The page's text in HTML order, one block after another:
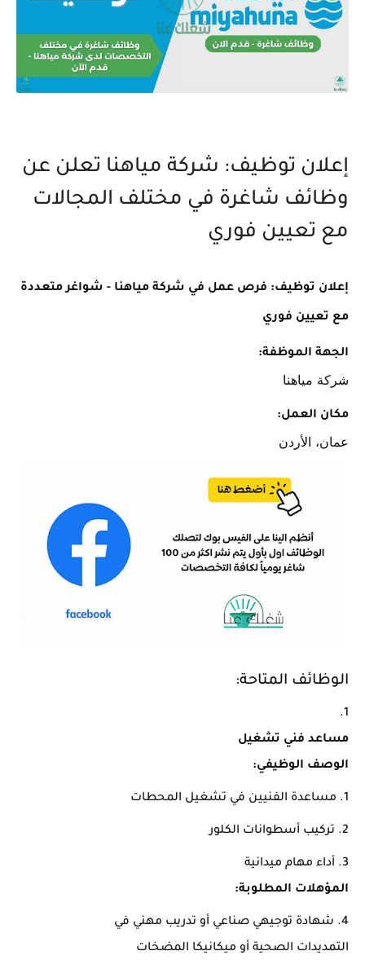
إعلان توظيف: شركة مياهنا تعلن عن
وظائف شاغرة في مختلف المجالات
مع تعيين فوري
إعلان توظيف: فرص عمل في شركة مياهنا - شواغر متعددة
مع تعيين فوري
الجهة الموظفة:
شركة مياهنا
مكان العمل:
عمان، الأردن
الوظائف المتاحة:
مساعد فني تشغيل
الوصف الوظيفي:
مساعدة الفنيين في تشغيل المحطات
تركيب أسطوانات الكلور
أداء مهام ميدانية
المؤهلات المطلوبة:
شهادة توجيهي صناعي أو تدريب مهني في
التمديدات الصحية أو ميكانيكا المضخات